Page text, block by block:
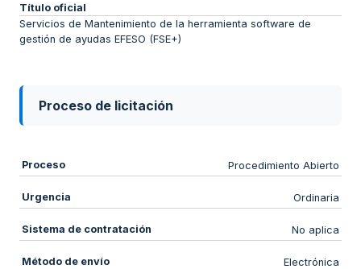
Título oficial
Servicios de Mantenimiento de la herramienta software de
gestión de ayudas EFESO (FSE+)
Proceso de licitación
Proceso Procedimiento Abierto
Urgencia Ordinaria
Sistema de contratación No aplica
Método de envío Electrónica